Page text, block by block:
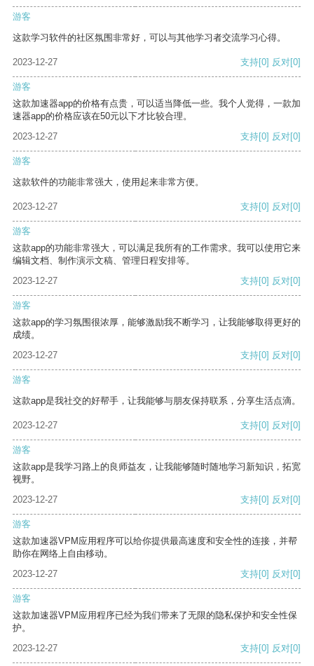
游客
这款学习软件的社区氛围非常好，可以与其他学习者交流学习心得。
2023-12-27 支持[0] 反对[0]
游客
这款加速器app的价格有点贵，可以适当降低一些。我个人觉得，一款加
速器app的价格应该在50元以下才比较合理。
2023-12-27
支持[0] 反对[0]
游客
这款软件的功能非常强大，使用起来非常方便。
2023-12-27 支持[0] 反对[0]
游客
这款app的功能非常强大，可以满足我所有的工作需求。我可以使用它来
编辑文档、制作演示文稿、管理日程安排等。
2023-12-27
支持[0] 反对[0]
游客
这款app的学习氛围很浓厚，能够激励我不断学习，让我能够取得更好的
成绩。
2023-12-27
支持[0] 反对[0]
游客
这款app是我社交的好帮手，让我能够与朋友保持联系，分享生活点滴。
2023-12-27 支持[0] 反对[0]
游客
这款app是我学习路上的良师益友，让我能够随时随地学习新知识，拓宽
视野。
2023-12-27
支持[0] 反对[0]
游客
这款加速器VPM应用程序可以给你提供最高速度和安全性的连接，并帮
助你在网络上自由移动。
2023-12-27
支持[0] 反对[0]
游客
这款加速器VPM应用程序已经为我们带来了无限的隐私保护和安全性保
护。
2023-12-27
支持[0] 反对[0]